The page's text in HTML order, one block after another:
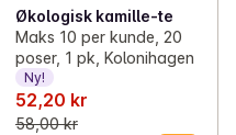
Økologisk kamille-te
Maks 10 per kunde, 20
poser, 1 pk, Kolonihagen
Ny!
52,20 kr
58,00 kr